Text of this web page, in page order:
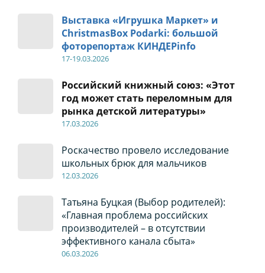
Выставка «Игрушка Маркет» и
ChristmasBox Podarki: большой
фоторепортаж КИНДЕРinfo
17-19.03.2026
Российский книжный союз: «Этот
год может стать переломным для
рынка детской литературы»
17.03.2026
Роскачество провело исследование
школьных брюк для мальчиков
12.03.2026
Татьяна Буцкая (Выбор родителей):
«Главная проблема российских
производителей – в отсутствии
эффективного канала сбыта»
06.03.2026